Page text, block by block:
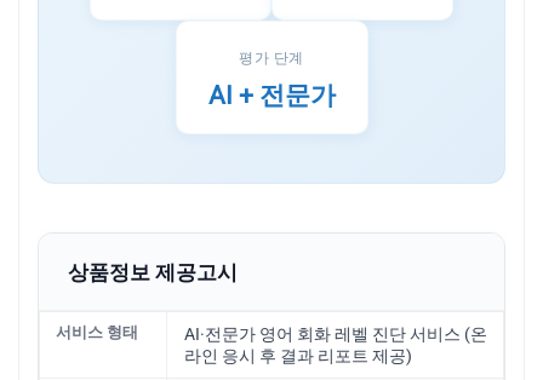
평가 단계
AI + 전문가
상품정보 제공고시
서비스 형태
AI·전문가 영어 회화 레벨 진단 서비스 (온
라인 응시 후 결과 리포트 제공)